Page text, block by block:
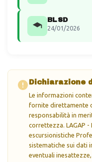
BLSD
24/01/2026
Dichiarazione
Le informazioni
fornite direttamente
responsabilità in
correttezza. LAGAP -
escursionistiche
sistematiche sui dati
eventuali